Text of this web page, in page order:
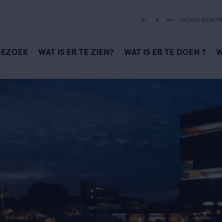
A- A A+ HOOG
WAT IS ER TE ZIEN? WAT IS ER TE DOEN ?